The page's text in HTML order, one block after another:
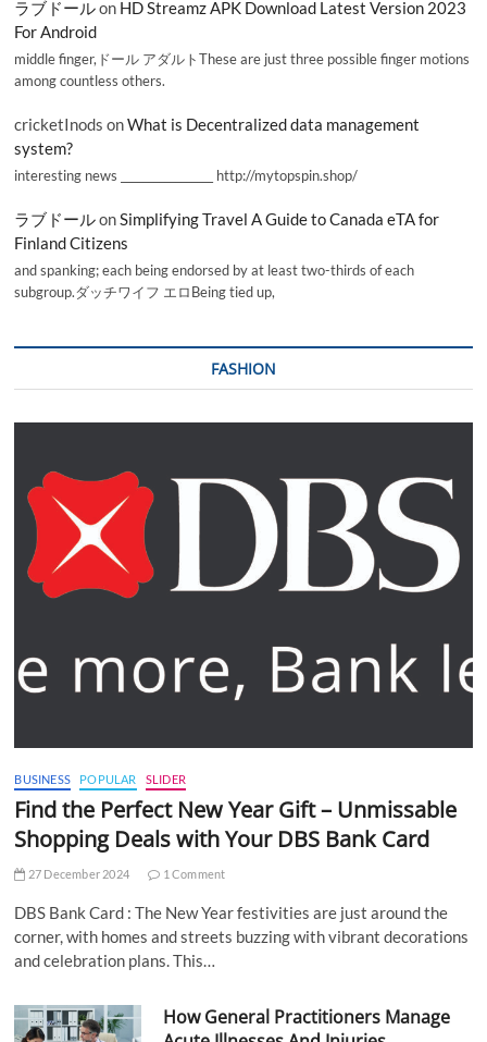
ラブドールon HD Streamz APK Download Latest Version 2023
For Android
middle finger,ドール アダルトThese are just three possible finger motions
among countless others.
cricketInods onWhat is Decentralized data management
system?
interesting news _________________ http://mytopspin.shop/
ラブドールonSimplifying Travel A Guide to Canada eTA for
Finland Citizens
and spanking; each being endorsed by at least two-thirds of each
subgroup.ダッチワイフ エロBeing tied up,
FASHION
BUSINESS POPULAR SLIDER
Find the Perfect New Year Gift – Unmissable
Shopping Deals with Your DBS Bank Card
27 December 2024 1 Comment
DBS Bank Card : The New Year festivities are just around the
corner, with homes and streets buzzing with vibrant decorations
and celebration plans. This…
How General Practitioners Manage